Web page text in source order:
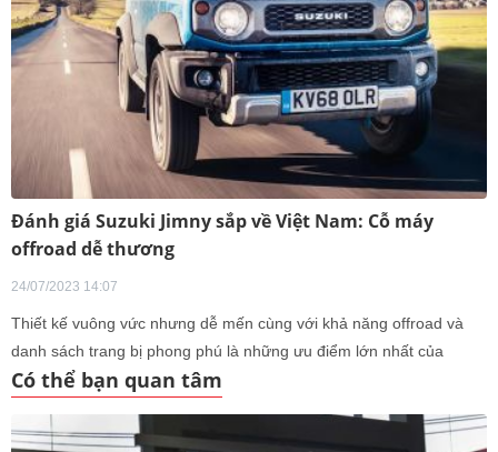
Đánh giá Suzuki Jimny sắp về Việt Nam: Cỗ máy
offroad dễ thương
24/07/2023 14:07
Thiết kế vuông vức nhưng dễ mến cùng với khả năng offroad và
danh sách trang bị phong phú là những ưu điểm lớn nhất của
Suzuki Jimny. Tại Việt Nam, các đại lý đã nhận đặt cọc mẫu xe này
Có thể bạn quan tâm